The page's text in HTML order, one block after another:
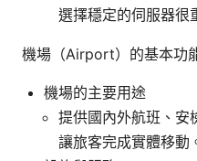
選擇穩定的伺服器很
機場（Airport）的基本功
機場的主要用途
提供國內外航班、安
讓旅客完成實體移動